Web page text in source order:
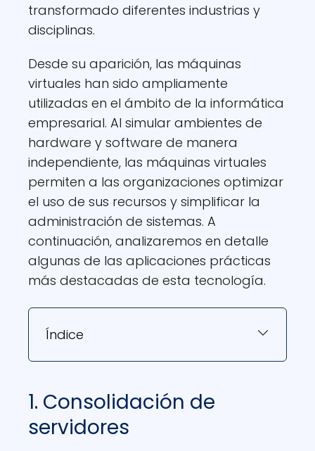
transformado diferentes industrias y
disciplinas.
Desde su aparición, las máquinas
virtuales han sido ampliamente
utilizadas en el ámbito de la informática
empresarial. Al simular ambientes de
hardware y software de manera
independiente, las máquinas virtuales
permiten a las organizaciones optimizar
el uso de sus recursos y simplificar la
administración de sistemas. A
continuación, analizaremos en detalle
algunas de las aplicaciones prácticas
más destacadas de esta tecnología.
Índice
1. Consolidación de
servidores